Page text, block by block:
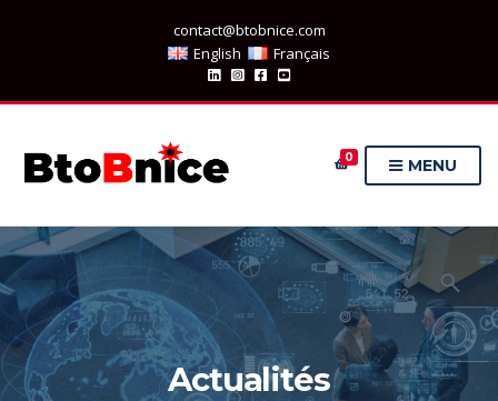
contact@btobnice.com
English
Français
0 MENU
Actualités